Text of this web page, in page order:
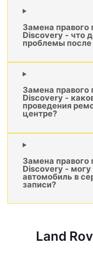
Замена правого
Discovery - что
проблемы
Замена правого
Discovery -
проведения
центре?
Замена правого
Discovery - могу
автомобиль в
записи?
Land